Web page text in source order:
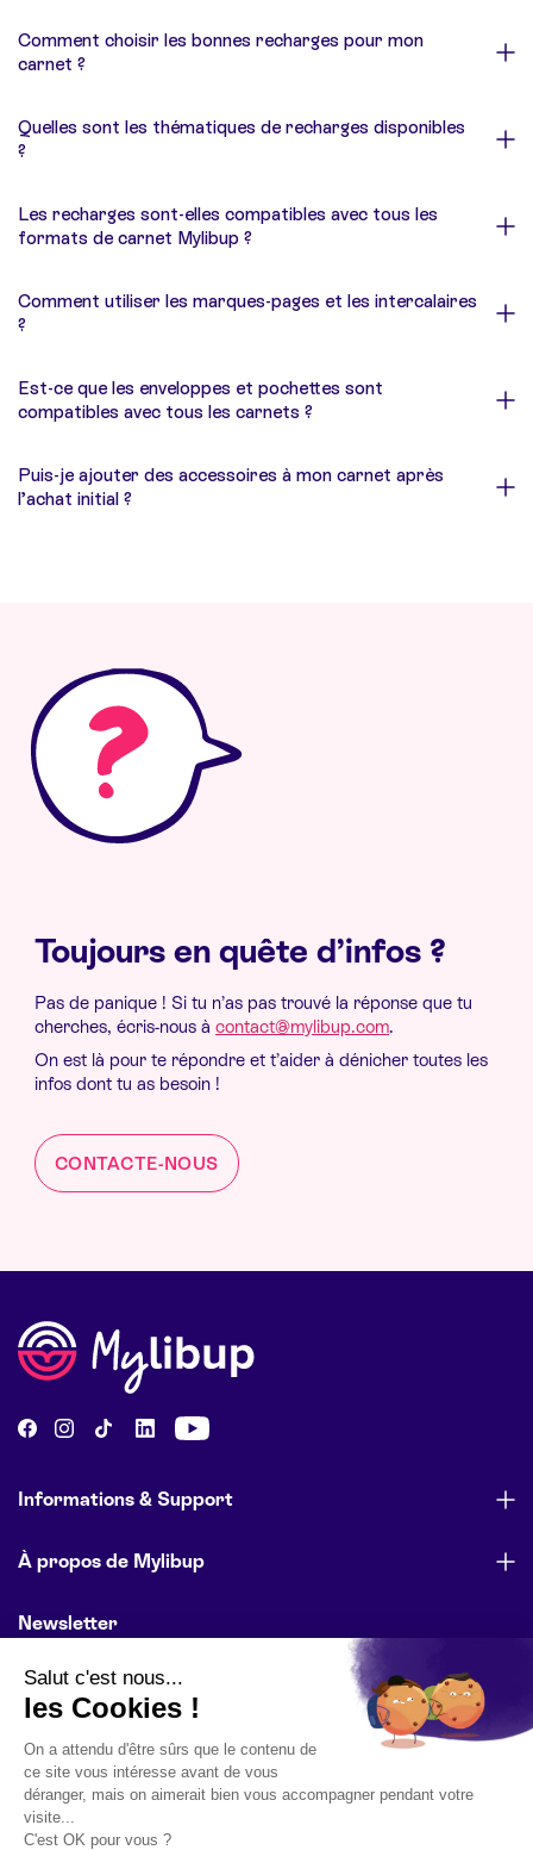
Comment choisir les bonnes recharges pour mon
carnet ?
Quelles sont les thématiques de recharges disponibles
?
Les recharges sont-elles compatibles avec tous les
formats de carnet Mylibup ?
Comment utiliser les marques-pages et les intercalaires
?
Est-ce que les enveloppes et pochettes sont
compatibles avec tous les carnets ?
Puis-je ajouter des accessoires à mon carnet après
l’achat initial ?
Toujours en quête d’infos ?
Pas de panique ! Si tu n’as pas trouvé la réponse que tu
cherches, écris-nous à contact@mylibup.com.
On est là pour te répondre et t’aider à dénicher toutes les
infos dont tu as besoin !
CONTACTE-NOUS
Informations & Support
À propos de Mylibup
Newsletter
Abonnez-vous pour être informé des lancements de produits,
des offres spéciales et des actualités de l’entreprise.
E-mail